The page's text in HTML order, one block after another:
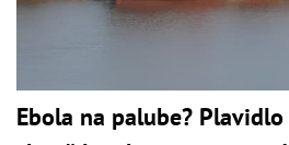
Ebola na palube?